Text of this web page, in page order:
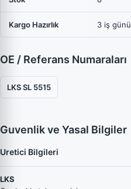
Kargo Hazırlık 3 iş günü
OE / Referans Numaraları
LKS SL 5515
Guvenlik ve Yasal Bilgiler
Uretici Bilgileri
LKS